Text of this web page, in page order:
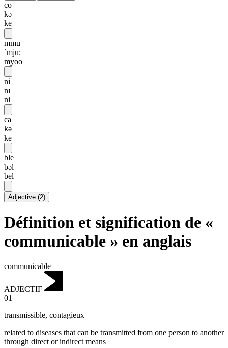
co
kə
kē
mmu
ˈmju:
myoo
ni
nɪ
ni
ca
kə
kē
ble
bəl
bēl
Adjective (2)
Définition et signification de «
communicable » en anglais
communicable
ADJECTIF
01
transmissible, contagieux
related to diseases that can be transmitted from one person to another
through direct or indirect means